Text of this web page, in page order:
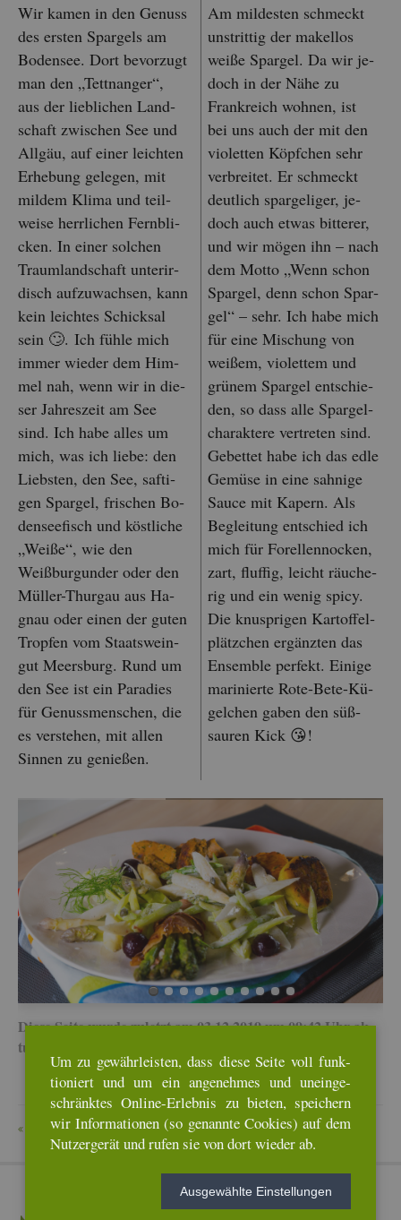
Wir kamen in den Ge­nuss
des ers­ten Spar­gels am
Bo­den­see. Dort be­vor­zugt
man den „Tett­nan­ger“,
aus der lieb­li­chen Land­
schaft zwi­schen See und
All­gäu, auf einer leich­ten
Er­he­bung ge­le­gen, mit
mil­dem Klima und teil­
wei­se herr­li­chen Fern­bli­
cken. In einer sol­chen
Traum­land­schaft un­ter­ir­
disch auf­zu­wach­sen, kann
kein leich­tes Schick­sal
sein 🙄. Ich fühle mich
immer wie­der dem Him­
mel nah, wenn wir in die­
ser Jah­res­zeit am See
sind. Ich habe alles um
mich, was ich liebe: den
Liebs­ten, den See, saf­ti­
gen Spar­gel, fri­schen Bo­
den­see­fisch und köst­li­che
„Weiße“, wie den
Weißbur­gun­der oder den
Mül­ler-Thur­gau aus Ha­
gnau oder einen der guten
Trop­fen vom Staats­wein­
gut Meers­burg. Rund um
den See ist ein Pa­ra­dies
für Ge­nuss­men­schen, die
es ver­ste­hen, mit allen
Sin­nen zu ge­nie­ßen.
Am mil­des­ten schmeckt
un­strit­tig der ma­kel­los
weiße Spar­gel. Da wir je­
doch in der Nähe zu
Frank­reich woh­nen, ist
bei uns auch der mit den
vio­let­ten Köpf­chen sehr
ver­brei­tet. Er schmeckt
deut­lich spar­geli­ger, je­
doch auch etwas bit­te­rer,
und wir mögen ihn – nach
dem Motto „Wenn schon
Spar­gel, denn schon Spar­
gel“ – sehr. Ich habe mich
für eine Mi­schung von
wei­ßem, vio­let­tem und
grü­nem Spar­gel ent­schie­
den, so dass alle Spar­gel­
cha­rak­te­re ver­tre­ten sind.
Ge­bet­tet habe ich das edle
Ge­mü­se in eine sah­ni­ge
Sauce mit Ka­pern. Als
Be­glei­tung ent­schied ich
mich für Fo­rel­len­no­cken,
zart, fluf­fig, leicht räu­che­
rig und ein wenig spicy.
Die knusp­ri­gen Kar­tof­fel­
plätz­chen er­gänz­ten das
En­sem­ble per­fekt. Ei­ni­ge
ma­ri­nier­te Rote-Bete-Kü­
gel­chen gaben den süß­
sau­ren Kick 😘!
Diese Seite wurde zu­letzt am 03.12.2019 um 09:42 Uhr ak­
tua­li­siert.
ZU­RÜCK
Um zu ge­währ­leis­ten, dass diese Seite voll funk­
tio­niert und um ein an­ge­neh­mes und un­ein­ge­
schränk­tes On­line-Er­leb­nis zu bie­ten, spei­chern
wir In­for­ma­tio­nen (so ge­nann­te Coo­kies) auf dem
Nut­zer­ge­rät und rufen sie von dort wie­der ab.
Aus­ge­wähl­te Ein­stel­lun­gen